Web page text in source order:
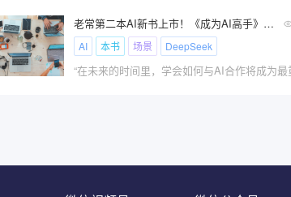
老常第二本AI新书上市！《成为AI高手》系统学习掌握AI技能！
AI 本书 场景 DeepSeek